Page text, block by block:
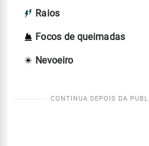
Raios
Focos de queimadas
Nevoeiro